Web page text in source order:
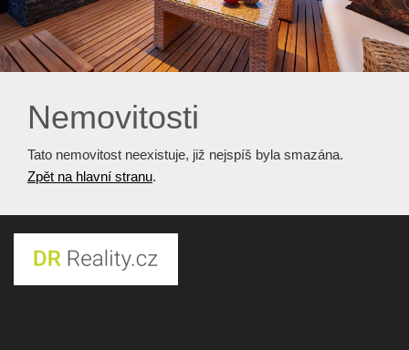
Nemovitosti
Tato nemovitost neexistuje, již nejspíš byla smazána.
Zpět na hlavní stranu.